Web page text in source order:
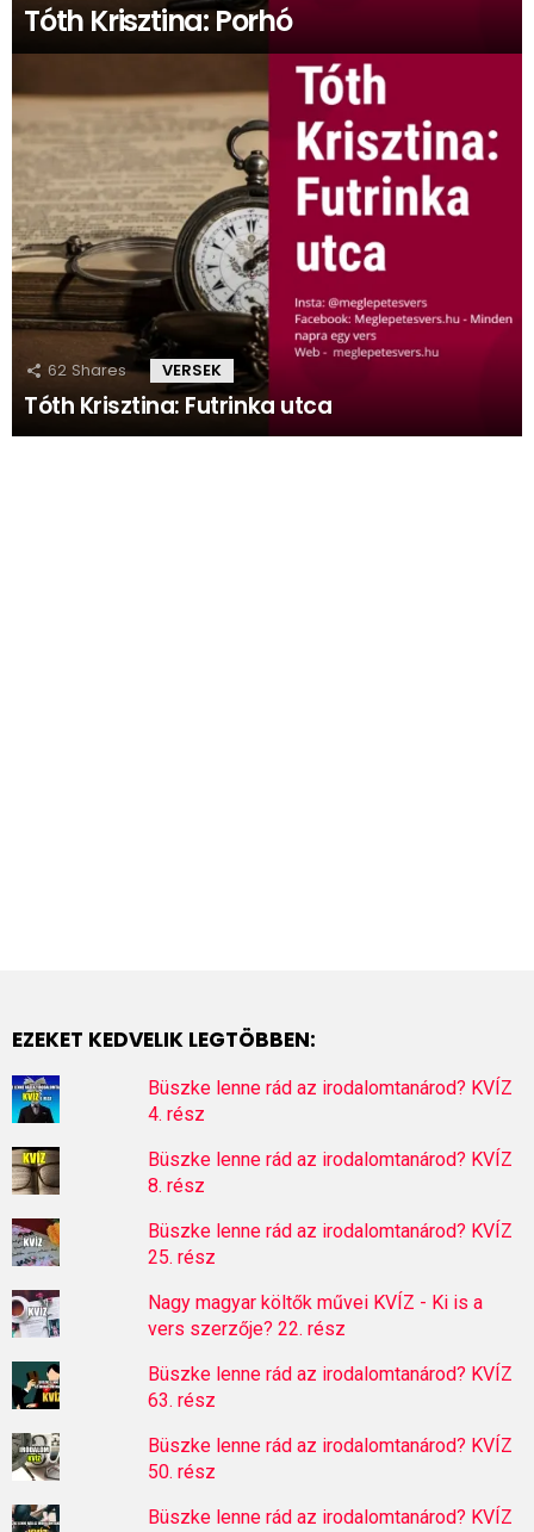
Tóth Krisztina: Porhó
62 Shares VERSEK
Tóth Krisztina: Futrinka utca
EZEKET KEDVELIK LEGTÖBBEN:
Büszke lenne rád az irodalomtanárod? KVÍZ
4. rész
Büszke lenne rád az irodalomtanárod? KVÍZ
8. rész
Büszke lenne rád az irodalomtanárod? KVÍZ
25. rész
Nagy magyar költők művei KVÍZ - Ki is a
vers szerzője? 22. rész
Büszke lenne rád az irodalomtanárod? KVÍZ
63. rész
Büszke lenne rád az irodalomtanárod? KVÍZ
50. rész
Büszke lenne rád az irodalomtanárod? KVÍZ